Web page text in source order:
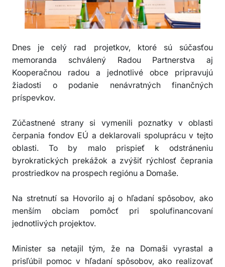
Dnes je celý rad projetkov, ktoré sú súčasťou
memoranda schválený Radou Partnerstva aj
Kooperačnou radou a jednotlivé obce pripravujú
žiadosti o podanie nenávratných finančných
príspevkov.
Zúčastnené strany si vymenili poznatky v oblasti
čerpania fondov EÚ a deklarovali spoluprácu v tejto
oblasti. To by malo prispieť k odstráneniu
byrokratických prekážok a zvýšiť rýchlosť čeprania
prostriedkov na prospech regiónu a Domaše.
Na stretnutí sa Hovorilo aj o hľadaní spôsobov, ako
menším obciam pomôcť pri spolufinancovaní
jednotlivých projektov.
Minister sa netajil tým, že na Domaši vyrastal a
prisľúbil pomoc v hľadaní spôsobov, ako realizovať